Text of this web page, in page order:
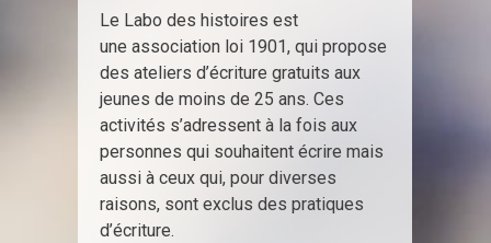
Le Labo des histoires est
une association loi 1901, qui propose
des ateliers d’écriture gratuits aux
jeunes de moins de 25 ans. Ces
activités s’adressent à la fois aux
personnes qui souhaitent écrire mais
aussi à ceux qui, pour diverses
raisons, sont exclus des pratiques
d’écriture.